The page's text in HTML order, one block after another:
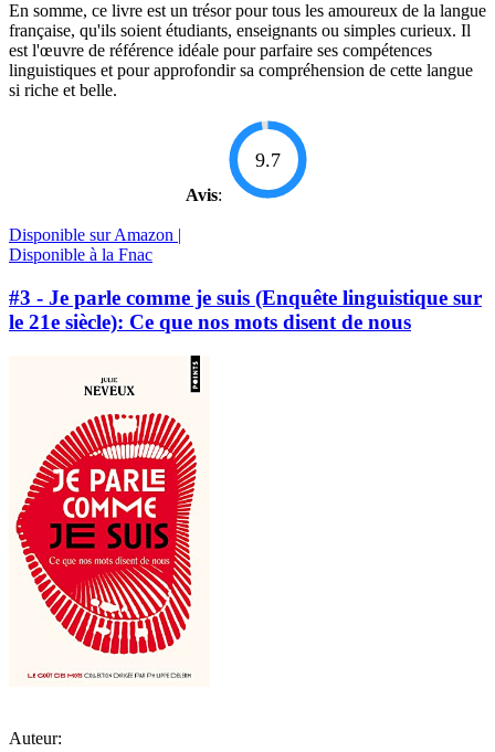
En somme, ce livre est un trésor pour tous les amoureux de la langue
française, qu'ils soient étudiants, enseignants ou simples curieux. Il
est l'œuvre de référence idéale pour parfaire ses compétences
linguistiques et pour approfondir sa compréhension de cette langue
si riche et belle.
Avis:
9.7
Disponible sur Amazon |
Disponible à la Fnac
#3 - Je parle comme je suis (Enquête linguistique sur
le 21e siècle): Ce que nos mots disent de nous
Auteur: